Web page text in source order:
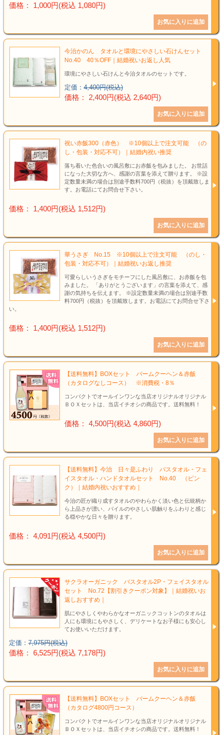
価格： 1,000円(税込 1,080円)
今治かのん タオルと環境にやさしい石けんセット
No.40 40％OFF｜結婚祝いお返し人気
環境にやさしい石けんと今治タオルのセットです。
定価： 4,400円(税込)
価格： 2,400円(税込 2,640円)
祝い赤飯300（赤色） ※10個以上で注文可能 （の
し・包装・対応不可）｜結婚内祝い推奨
落ち着いた色合いの風呂敷にお赤飯を包みました。 お世話
になった大切な方へ、感謝の言葉を添えて贈ります。 ※設
定数量未満の場合は別途手数料700円（税抜）を頂戴致しま
す。お電話にてお問合せ下さい。
価格： 1,400円(税込 1,512円)
華うさぎ No.15 ※10個以上で注文可能 （のし・
包装・対応不可）｜結婚祝いお返し推奨
可愛らしいうさぎをモチーフにした風呂敷に、お赤飯を包
みました。 「ありがとうございます」の言葉を添えて、感
謝の気持ちを伝えます。 ※設定数量未満の場合は別途手数
料700円（税抜）を頂戴致します。お電話にてお問合せ下さ
い。
価格： 1,400円(税込 1,512円)
【送料無料】BOXセット バームクーヘン＆赤飯
（カタログなしコース） ※消費税・8％
コンパクトでオールインワンな当店オリジナルオリジナル
ＢＯＸセットは、当店イチオシの商品です。送料無料！
価格： 4,500円(税込 4,860円)
【送料無料】今治 日々是ふわり バスタオル・フェ
イスタオル・ハンドタオルセット No.40 （ピン
ク）｜結婚内祝いおすすめ｜
今治の匠が織り成すタオルのやわらかく淡い色と伝統柄か
ら上品さが漂い、パイルのやさしい肌触りをふわりと感じ
る穏やかな日々を贈ります。
価格： 4,091円(税込 4,500円)
サクラオーガニック バスタオル2P・フェイスタオル
セット No.72【割引きクーポン対象】｜結婚祝いお
返しおすすめ｜
肌にやさしくやわらかなオーガニックコットンのタオルは
人にも環境にもやさしく、デリケートなお子様にも安心し
てお使いいただけます。
定価： 7,975円(税込)
価格： 6,525円(税込 7,178円)
【送料無料】BOXセット バームクーヘン＆赤飯
（カタログ4800円コース）
コンパクトでオールインワンな当店オリジナルオリジナル
ＢＯＸセットは、当店イチオシの商品です。送料無料！